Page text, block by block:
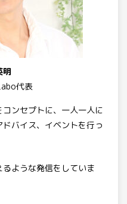
明
代表
コンセプトに、一人一人に
バイス、イベントを行っ
ような発信をしていま